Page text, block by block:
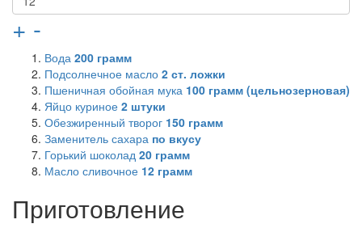
+ -
Вода 200 грамм
Подсолнечное масло 2 ст. ложки
Пшеничная обойная мука 100 грамм (цельнозерновая)
Яйцо куриное 2 штуки
Обезжиренный творог 150 грамм
Заменитель сахара по вкусу
Горький шоколад 20 грамм
Масло сливочное 12 грамм
Приготовление